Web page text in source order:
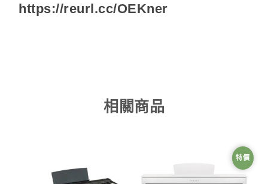
https://reurl.cc/OEKner
相關商品
特價